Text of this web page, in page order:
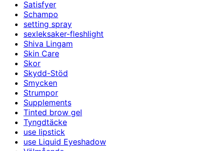
Satisfyer
Schampo
setting spray
sexleksaker-fleshlight
Shiva Lingam
Skin Care
Skor
Skydd-Stöd
Smycken
Strumpor
Supplements
Tinted brow gel
Tyngdtäcke
use lipstick
use Liquid Eyeshadow